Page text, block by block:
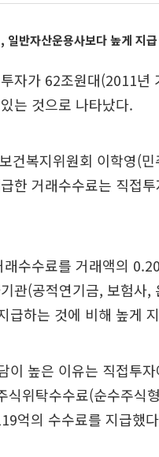
반자산운용사보다 높게 지급
자가 62조원대(2011
는 것으로 나타났다.
건복지위원회 이학영(
한 거래수수료는 직접
수수료를 거래액의
관(공적연기금, 보험
급하는 것에 비해 높게
이 높은 이유는 직접투
식위탁수수료(순수주식
억의 수수료를 지급했